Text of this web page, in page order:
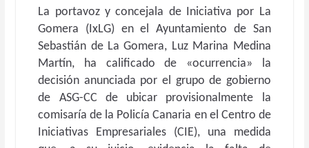
La portavoz y concejala de Iniciativa por La
Gomera (IxLG) en el Ayuntamiento de San
Sebastián de La Gomera, Luz Marina Medina
Martín, ha calificado de «ocurrencia» la
decisión anunciada por el grupo de gobierno
de ASG-CC de ubicar provisionalmente la
comisaría de la Policía Canaria en el Centro de
Iniciativas Empresariales (CIE), una medida